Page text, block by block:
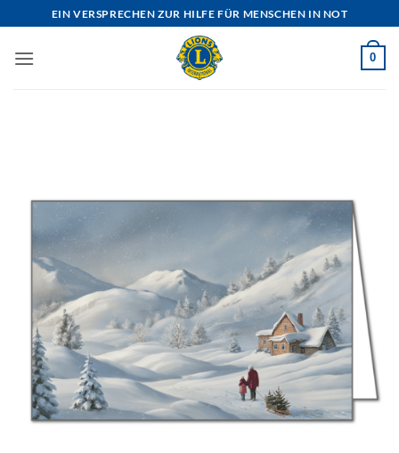
Inhalt
springen
EIN VERSPRECHEN ZUR HILFE FÜR MENSCHEN IN NOT
0